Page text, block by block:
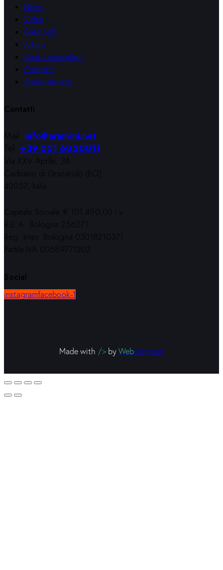
News
Video
Cataloghi
Artisti
Centri consigliati
Contatti
Area riservata
Contatti
Mail:info@aramini.net
Tel:+39 051 6020011
Via XXV Aprile, 36
Cadriano di Granarolo (BO)
40057, Italia
Capitale Sociale € 101.490,00 i.v.
R.E.A. Bologna 256271
Reg. Impr. Bologna 03018210371
Partita IVA 00589771203
Social
instagramfacebook-1
Made with />byWebscriptum